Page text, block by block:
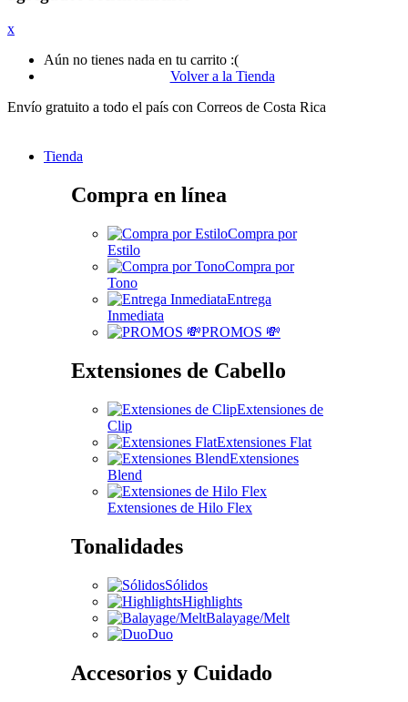
x
Aún no tienes nada en tu carrito :(
Volver a la Tienda
Envío gratuito a todo el país con Correos de Costa Rica
Tienda
Compra en línea
Compra por
Estilo
Compra por
Tono
Entrega
Inmediata
PROMOS 💸
Extensiones de Cabello
Extensiones de
Clip
Extensiones Flat
Extensiones
Blend
Extensiones de Hilo Flex
Tonalidades
Sólidos
Highlights
Balayage/Melt
Duo
Accesorios y Cuidado